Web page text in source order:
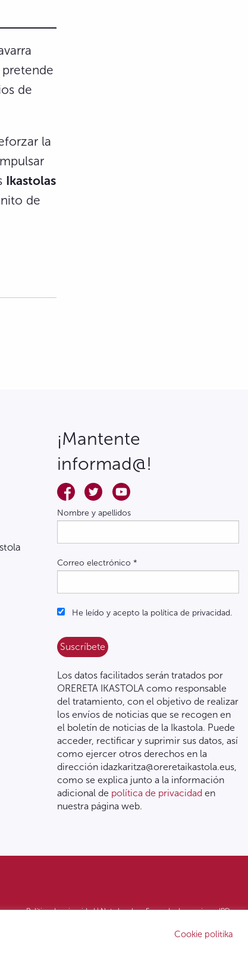
de
la
Ikastolas
de
¡Mantente
informad@!
Nombre y apellidos
Correo electrónico *
He leído y acepto la política de privacidad.
Los datos facilitados serán tratados por
ORERETA IKASTOLA como responsable
del tratamiento, con el objetivo de realizar
los envíos de noticias que se recogen en
el boletín de noticias de la Ikastola. Puede
acceder, rectificar y suprimir sus datos, así
como ejercer otros derechos en la
dirección idazkaritza@oreretaikastola.eus,
como se explica junto a la información
adicional de política de privacidad en
nuestra página web.
Política de privacidad | Nota legal Form. de denuncia IPD
Cookie politika